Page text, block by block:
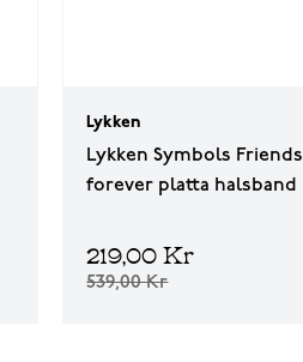
Lykken
Lykken Symbols Friends
forever platta halsband
539,00 Kr
219,00 Kr